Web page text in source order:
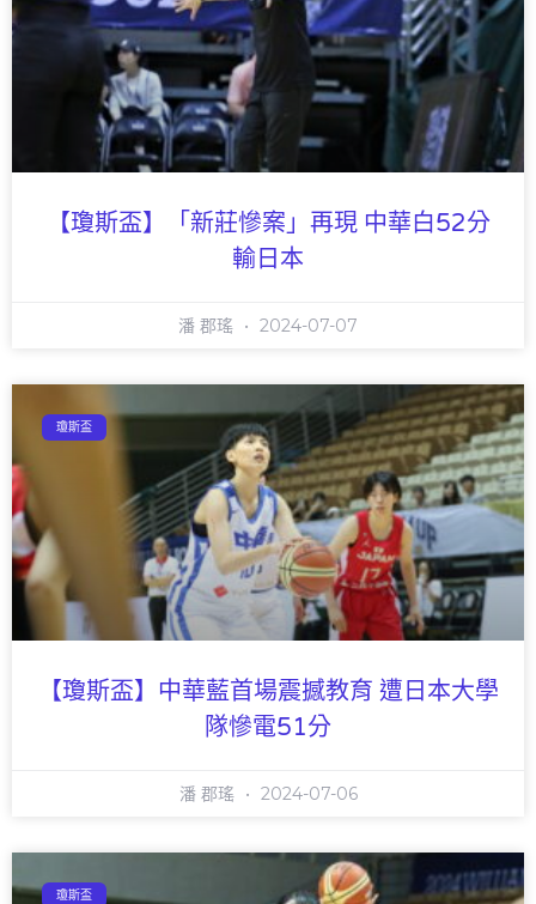
【瓊斯盃】「新莊慘案」再現 中華白52分
輸日本
潘 郡瑤 2024-07-07
瓊斯盃
【瓊斯盃】中華藍首場震撼教育 遭日本大學
隊慘電51分
潘 郡瑤 2024-07-06
瓊斯盃